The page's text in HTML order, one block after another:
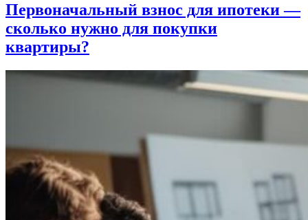
Первоначальный взнос для ипотеки —
сколько нужно для покупки
квартиры?